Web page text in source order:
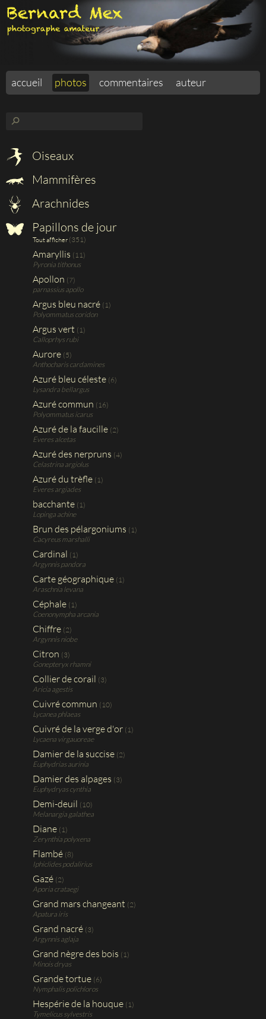
accueil photos commentaires auteur
⚲
Oiseaux
Mammifères
Arachnides
Papillons de jour
Tout afficher (351)
Amaryllis (11)
Pyronia tithonus
Apollon (7)
parnassius apollo
Argus bleu nacré (1)
Polyommatus coridon
Argus vert (1)
Calloprhys rubi
Aurore (5)
Anthocharis cardamines
Azuré bleu céleste (6)
Lysandra bellargus
Azuré commun (16)
Polyommatus icarus
Azuré de la faucille (2)
Everes alcetas
Azuré des nerpruns (4)
Celastrina argiolus
Azuré du trèfle (1)
Everes argiades
bacchante (1)
Lopinga achine
Brun des pélargoniums (1)
Cacyreus marshalli
Cardinal (1)
Argynnis pandora
Carte géographique (1)
Araschnia levana
Céphale (1)
Coenonympha arcania
Chiffre (2)
Argynnis niobe
Citron (3)
Gonepteryx rhamni
Collier de corail (3)
Aricia agestis
Cuivré commun (10)
Lycanea phlaeas
Cuivré de la verge d'or (1)
Lycaena virgauoreae
Damier de la succise (2)
Euphydrias aurinia
Damier des alpages (3)
Euphydryas cynthia
Demi-deuil (10)
Melanargia galathea
Diane (1)
Zerynthia polyxena
Flambé (8)
Iphiclides podalirius
Gazé (2)
Aporia crataegi
Grand mars changeant (2)
Apatura iris
Grand nacré (3)
Argynnis aglaja
Grand nègre des bois (1)
Minois dryas
Grande tortue (6)
Nymphalis polichloros
Hespérie de la houque (1)
Tymelicus sylvestris